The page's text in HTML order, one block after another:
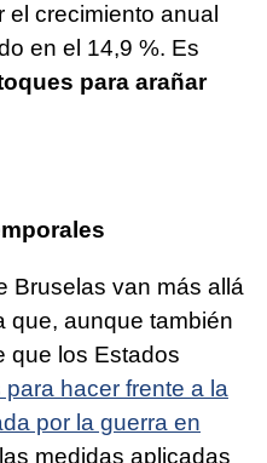
crecimiento anual
en el 14,9 %. Es
para arañar
Bruselas van más allá
que, aunque también
que los Estados
para hacer frente a la
por la guerra en
medidas aplicadas